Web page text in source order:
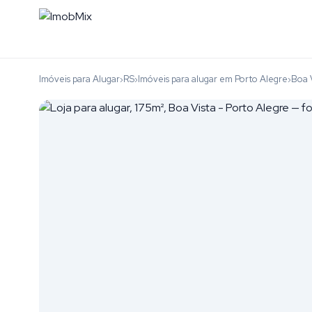
Imóveis para Alugar›RS›Imóveis para alugar em Porto Alegre›Boa